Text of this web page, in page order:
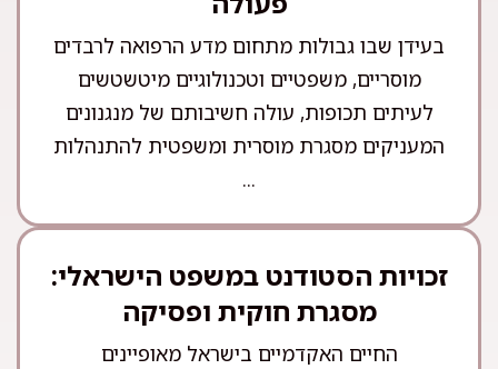
בעידן שבו גבולות מתחום מדע הרפואה לרבדים
מוסריים, משפטיים וטכנולוגיים מיטשטשים
לעיתים תכופות, עולה חשיבותם של מנגנונים
המעניקים מסגרת מוסרית ומשפטית להתנהלות
...
זכויות הסטודנט במשפט הישראלי:
מסגרת חוקית ופסיקה
החיים האקדמיים בישראל מאופיינים